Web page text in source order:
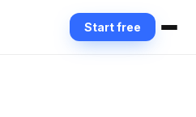
Start free